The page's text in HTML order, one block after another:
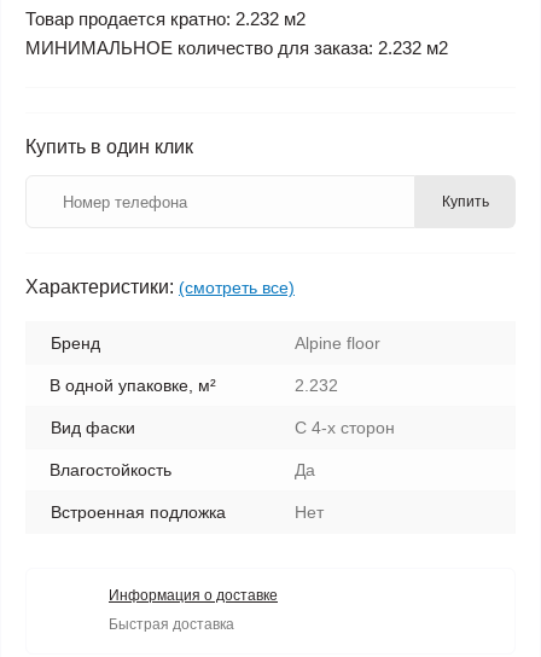
Товар продается кратно: 2.232 м2
МИНИМАЛЬНОЕ количество для заказа: 2.232 м2
Купить в один клик
Купить
Характеристики: (смотреть все)
Бренд Alpine floor
В одной упаковке, м² 2.232
Вид фаски С 4-х сторон
Влагостойкость Да
Встроенная подложка Нет
Информация о доставке
Быстрая доставка